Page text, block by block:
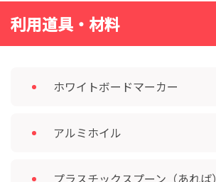
利用道具・材料
ホワイトボードマーカー
アルミホイル
プラスチックスプーン（あれば）